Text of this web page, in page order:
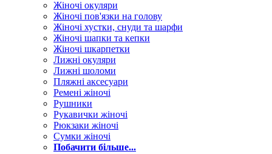
Жіночі окуляри
Жіночі пов'язки на голову
Жіночі хустки, снуди та шарфи
Жіночі шапки та кепки
Жіночі шкарпетки
Лижні окуляри
Лижні шоломи
Пляжні аксесуари
Ремені жіночі
Рушники
Рукавички жіночі
Рюкзаки жіночі
Сумки жіночі
Побачити більше...